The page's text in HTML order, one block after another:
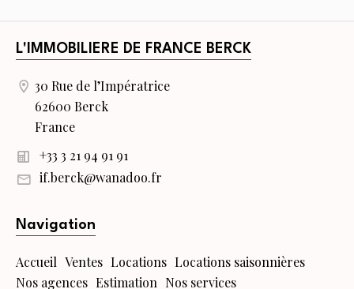
L'IMMOBILIERE DE FRANCE BERCK
30 Rue de l’Impératrice
62600 Berck
France
+33 3 21 94 91 91
if.berck@wanadoo.fr
Navigation
Accueil Ventes Locations Locations saisonnières
Nos agences Estimation Nos services